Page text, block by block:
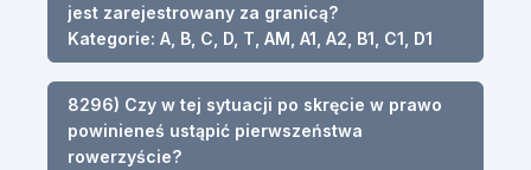
jest zarejestrowany za granicą?
Kategorie: A, B, C, D, T, AM, A1, A2, B1, C1, D1
8296) Czy w tej sytuacji po skręcie w prawo
powinieneś ustąpić pierwszeństwa
rowerzyście?